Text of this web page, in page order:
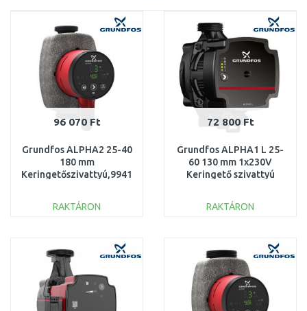
96 070 Ft
Grundfos ALPHA2 25-40
180 mm
Keringetőszivattyú,99411165
RAKTÁRON
Összehasonlítás
72 800 Ft
Grundfos ALPHA1 L 25-
60 130 mm 1x230V
Keringető szivattyú
RAKTÁRON
Összehasonlítás